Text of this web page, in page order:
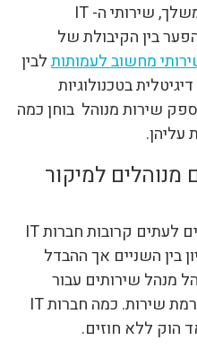
אם יש לך מחלקת IT פנימית משלך, שירותי ה- IT
בין הקיבולת של
מחשוב לעמותותלבין
בטכנולוגיות
שירות מנוהל בוחן כמה
עליהן.
מנוהלים למיקור
ספקי שירותים מנוהלים נקראים לעתים קרובות חברות IT
בין השניים אך ההבדל
מנהל שירותים עבור
לקוחות באמצעות חוזה הסכם רמת שירות. כמה חברות IT
הוק ללא חוזים.